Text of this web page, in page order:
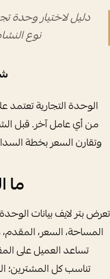
دليل لاختيار وحدة
نوع
الوحدة التجارية تعتمد
من أي عامل آخر. قبل
وتقارن السعر بخطة
ما
تعرض بتر لايف بيانات
المساحة، السعر،
تساعد العميل على
تناسب كل المشترين؛